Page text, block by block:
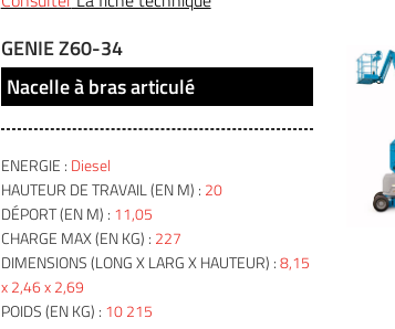
GENIE Z60-34
Nacelle à bras articulé
ENERGIE : Diesel
HAUTEUR DE TRAVAIL (EN M) : 20
DÉPORT (EN M) : 11,05
CHARGE MAX (EN KG) : 227
DIMENSIONS (LONG X LARG X HAUTEUR) :8,15
x 2,46 x 2,69
POIDS (EN KG) : 10 215